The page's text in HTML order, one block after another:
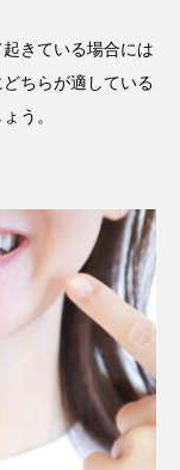
きている場合には
ちらが適している
う。